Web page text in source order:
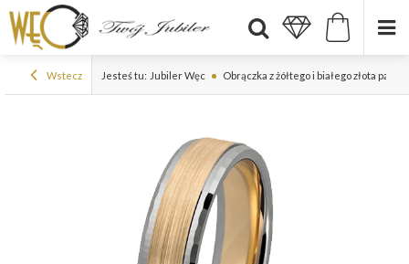
Wstecz Jesteś tu: Jubiler Węc Obrączka z żółtego i białego złota